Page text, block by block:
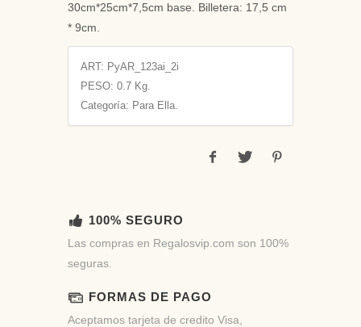
30cm*25cm*7,5cm base. Billetera: 17,5 cm
* 9cm.
ART: PyAR_123ai_2i
PESO: 0.7 Kg.
Categoría: Para Ella.
100% SEGURO
Las compras en Regalosvip.com son 100%
seguras.
FORMAS DE PAGO
Aceptamos tarjeta de credito Visa,